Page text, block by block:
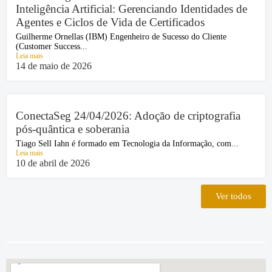
Inteligência Artificial: Gerenciando Identidades de
Agentes e Ciclos de Vida de Certificados
Guilherme Ornellas (IBM) Engenheiro de Sucesso do Cliente
(Customer Success...
Leia mais
14 de maio de 2026
ConectaSeg 24/04/2026: Adoção de criptografia
pós-quântica e soberania
Tiago Sell Iahn é formado em Tecnologia da Informação, com...
Leia mais
10 de abril de 2026
Ver todos